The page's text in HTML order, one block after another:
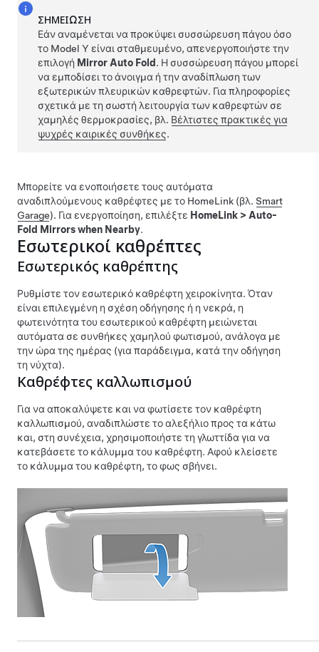
ΣΗΜΕΊΩΣΗ
Εάν αναμένεται να προκύψει συσσώρευση πάγου όσο
το Model Y είναι σταθμευμένο, απενεργοποιήστε την
επιλογή Mirror Auto Fold . Η συσσώρευση πάγου μπορεί
να εμποδίσει το άνοιγμα ή την αναδίπλωση των
εξωτερικών πλευρικών καθρεφτών. Για πληροφορίες
σχετικά με τη σωστή λειτουργία των καθρεφτών σε
χαμηλές θερμοκρασίες, βλ. Βέλτιστες πρακτικές για
ψυχρές καιρικές συνθήκες.
Μπορείτε να ενοποιήσετε τους αυτόματα
αναδιπλούμενους καθρέφτες με το HomeLink (βλ. Smart
Garage). Για ενεργοποίηση, επιλέξτε HomeLink > Auto-
Fold Mirrors when Nearby.
Εσωτερικοί καθρέπτες
Εσωτερικός καθρέπτης
Ρυθμίστε τον εσωτερικό καθρέφτη χειροκίνητα. Όταν
είναι επιλεγμένη η σχέση οδήγησης ή η νεκρά, η
φωτεινότητα του εσωτερικού καθρέφτη μειώνεται
αυτόματα σε συνθήκες χαμηλού φωτισμού, ανάλογα με
την ώρα της ημέρας (για παράδειγμα, κατά την οδήγηση
τη νύχτα).
Καθρέφτες καλλωπισμού
Για να αποκαλύψετε και να φωτίσετε τον καθρέφτη
καλλωπισμού, αναδιπλώστε το αλεξήλιο προς τα κάτω
και, στη συνέχεια, χρησιμοποιήστε τη γλωττίδα για να
κατεβάσετε το κάλυμμα του καθρέφτη. Αφού κλείσετε
το κάλυμμα του καθρέφτη, το φως σβήνει.